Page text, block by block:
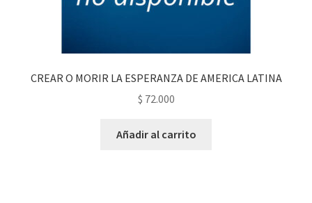
CREAR O MORIR LA ESPERANZA DE AMERICA LATINA
$ 72.000
Añadir al carrito